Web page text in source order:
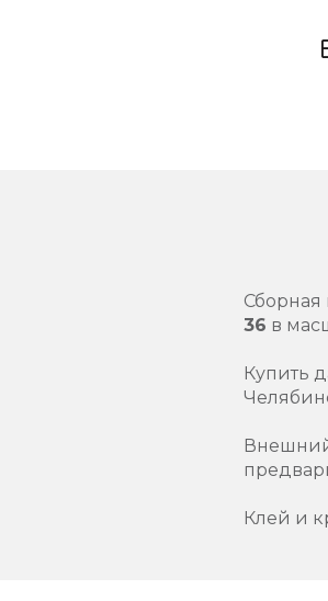
Сборная
36 в
Купить
Внешний
Клей и